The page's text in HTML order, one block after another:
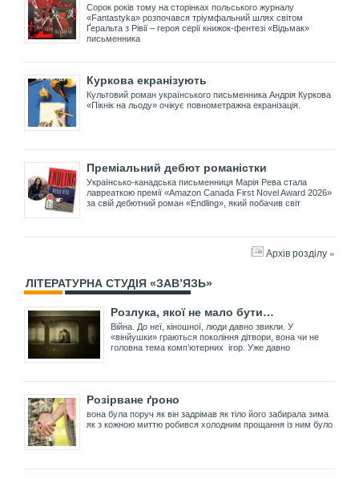
Сорок років тому на сторінках польського журналу
«Fantastyka» розпочався тріумфальний шлях світом
Ґеральта з Рівії – героя серії книжок-фентезі «Відьмак»
письменника
Куркова екранізують
Культовий роман українського письменника Андрія Куркова
«Пікнік на льоду» очікує повнометражна екранізація.
Преміальний дебют романістки
Українсько-канадська письменниця Марія Рева стала
лавреаткою премії «Amazon Canada First Novel Award 2026»
за свій дебютний роман «Endling», який побачив світ
Архів розділу »
ЛІТЕРАТУРНА СТУДІЯ «ЗАВ’ЯЗЬ»
Розлука, якої не мало бути…
Війна. До неї, кіношної, люди давно звикли. У
«вінйушки» граються покоління дітвори, вона чи не
головна тема комп’ютерних ігор. Уже давно
Розірване ґроно
вона була поруч як він задрімав як тіло його забирала зима
як з кожною миттю робився холодним прощання із ним було